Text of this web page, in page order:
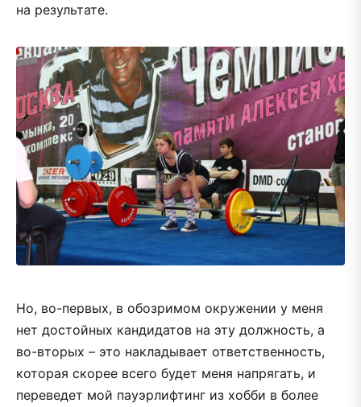
на результате.
Но, во-первых, в обозримом окружении у меня
нет достойных кандидатов на эту должность, а
во-вторых – это накладывает ответственность,
которая скорее всего будет меня напрягать, и
переведет мой пауэрлифтинг из хобби в более